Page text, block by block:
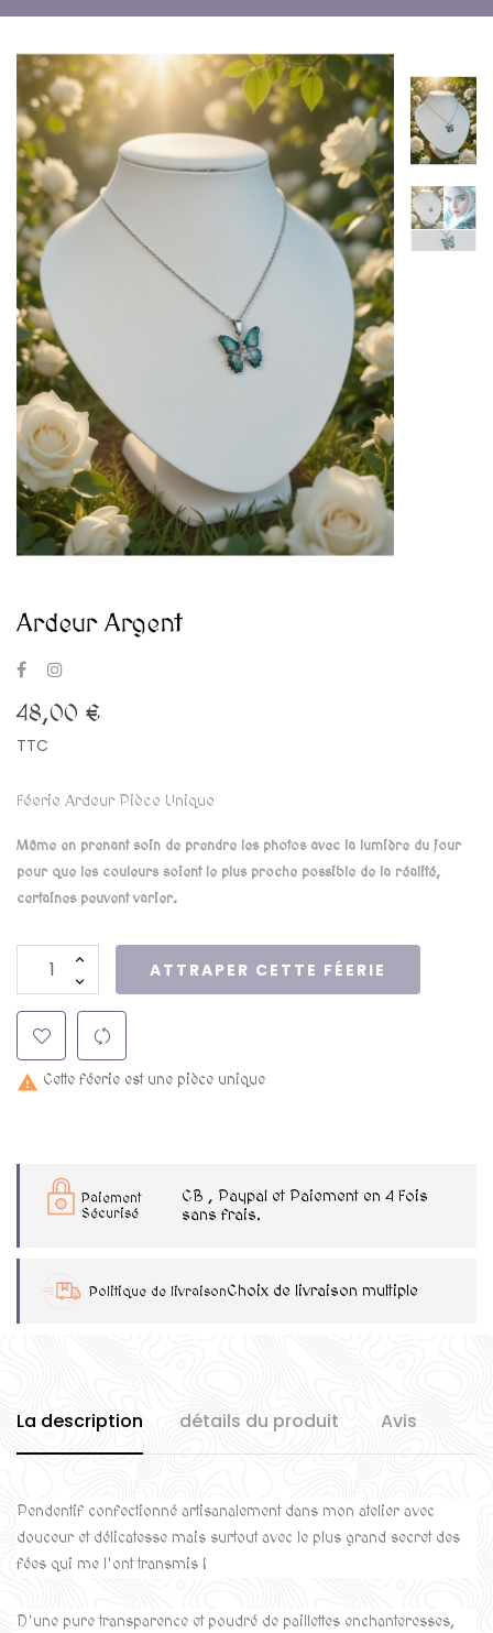
Ardeur Argent
48,00 €
TTC
Féerie Ardeur Pièce Unique
Même en prenant soin de prendre les photos avec la lumière du jour
pour que les couleurs soient le plus proche possible de la réalité,
certaines peuvent varier.
ATTRAPER CETTE FÉERIE
 Cette féerie est une pièce unique
Paiement
Sécurisé
CB , Paypal et Paiement en 4 Fois
sans frais.
Politique de livraisonChoix de livraison multiple
La description détails du produit Avis
Pendentif confectionné artisanalement dans mon atelier avec
douceur et délicatesse mais surtout avec le plus grand secret des
fées qui me l'ont transmis !
D'une pure transparence et poudré de paillettes enchanteresses,